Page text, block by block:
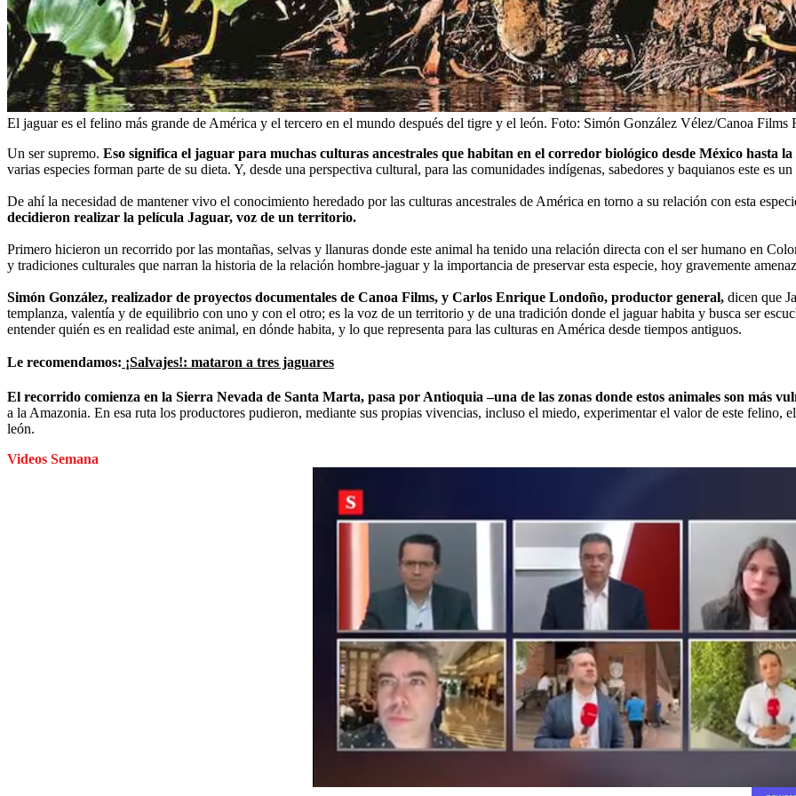
El jaguar es el felino más grande de América y el tercero en el mundo después del tigre y el león. Foto: Simón González Vélez/Canoa Films
Un ser supremo. Eso significa el jaguar para muchas culturas ancestrales que habitan en el corredor biológico desde México hasta la
varias especies forman parte de su dieta. Y, desde una perspectiva cultural, para las comunidades indígenas, sabedores y baquianos este es
De ahí la necesidad de mantener vivo el conocimiento heredado por las culturas ancestrales de América en torno a su relación con esta
decidieron realizar la película Jaguar, voz de un territorio.
Primero hicieron un recorrido por las montañas, selvas y llanuras donde este animal ha tenido una relación directa con el ser humano en
y tradiciones culturales que narran la historia de la relación hombre-jaguar y la importancia de preservar esta especie, hoy gravemente
Simón González, realizador de proyectos documentales de Canoa Films, y Carlos Enrique Londoño, productor general, dicen que
templanza, valentía y de equilibrio con uno y con el otro; es la voz de un territorio y de una tradición donde el jaguar habita y busca ser
entender quién es en realidad este animal, en dónde habita, y lo que representa para las culturas en América desde tiempos antiguos.
Le recomendamos: ¡Salvajes!: mataron a tres jaguares
El recorrido comienza en la Sierra Nevada de Santa Marta, pasa por Antioquia –una de las zonas donde estos animales son más
a la Amazonia. En esa ruta los productores pudieron, mediante sus propias vivencias, incluso el miedo, experimentar el valor de este felino,
león.
Videos Semana